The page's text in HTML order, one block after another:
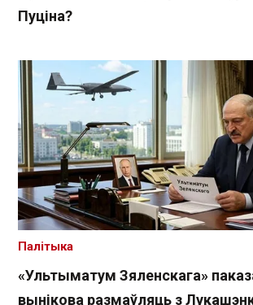
Пуціна?
«Ультыматум Зяленскага»
вынікова размаўляць з
Палітыка